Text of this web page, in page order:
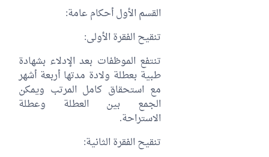
القسم الأول أحكام عامة:
تنقيح الفقرة الأولى:
تنتفع الموظفات بعد الإدلاء بشهادة
طبية بعطلة ولادة مدتها أربعة أشهر
مع استحقاق كامل المرتب ويمكن
الجمع بين العطلة وعطلة
الاستراحة.
تنقيح الفقرة الثانية: